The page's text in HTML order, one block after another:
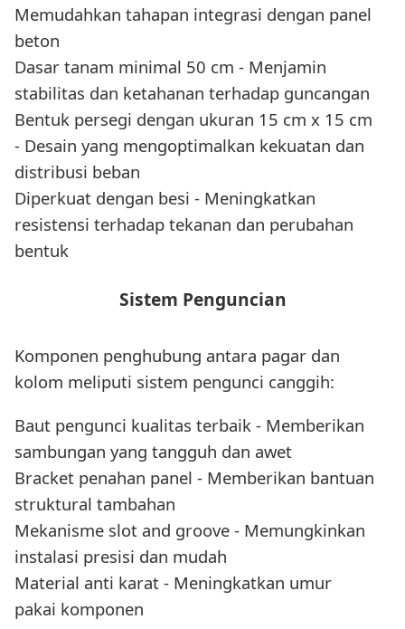
Memudahkan tahapan integrasi dengan panel
beton
Dasar tanam minimal 50 cm - Menjamin
stabilitas dan ketahanan terhadap guncangan
Bentuk persegi dengan ukuran 15 cm x 15 cm
- Desain yang mengoptimalkan kekuatan dan
distribusi beban
Diperkuat dengan besi - Meningkatkan
resistensi terhadap tekanan dan perubahan
bentuk
Sistem Penguncian
Komponen penghubung antara pagar dan
kolom meliputi sistem pengunci canggih:
Baut pengunci kualitas terbaik - Memberikan
sambungan yang tangguh dan awet
Bracket penahan panel - Memberikan bantuan
struktural tambahan
Mekanisme slot and groove - Memungkinkan
instalasi presisi dan mudah
Material anti karat - Meningkatkan umur
pakai komponen